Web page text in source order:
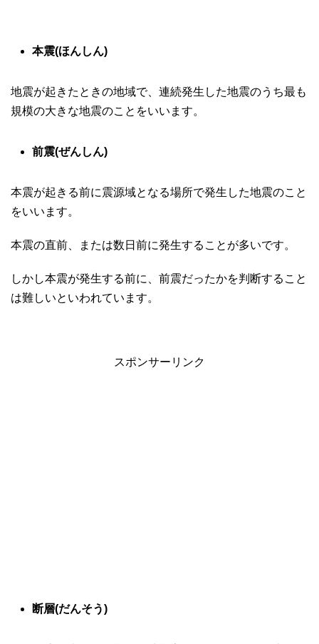
本震(ほんしん)
地震が起きたときの地域で、連続発生した地震のうち最も
規模の大きな地震のことをいいます。
前震(ぜんしん)
本震が起きる前に震源域となる場所で発生した地震のこと
をいいます。
本震の直前、または数日前に発生することが多いです。
しかし本震が発生する前に、前震だったかを判断すること
は難しいといわれています。
スポンサーリンク
断層(だんそう)